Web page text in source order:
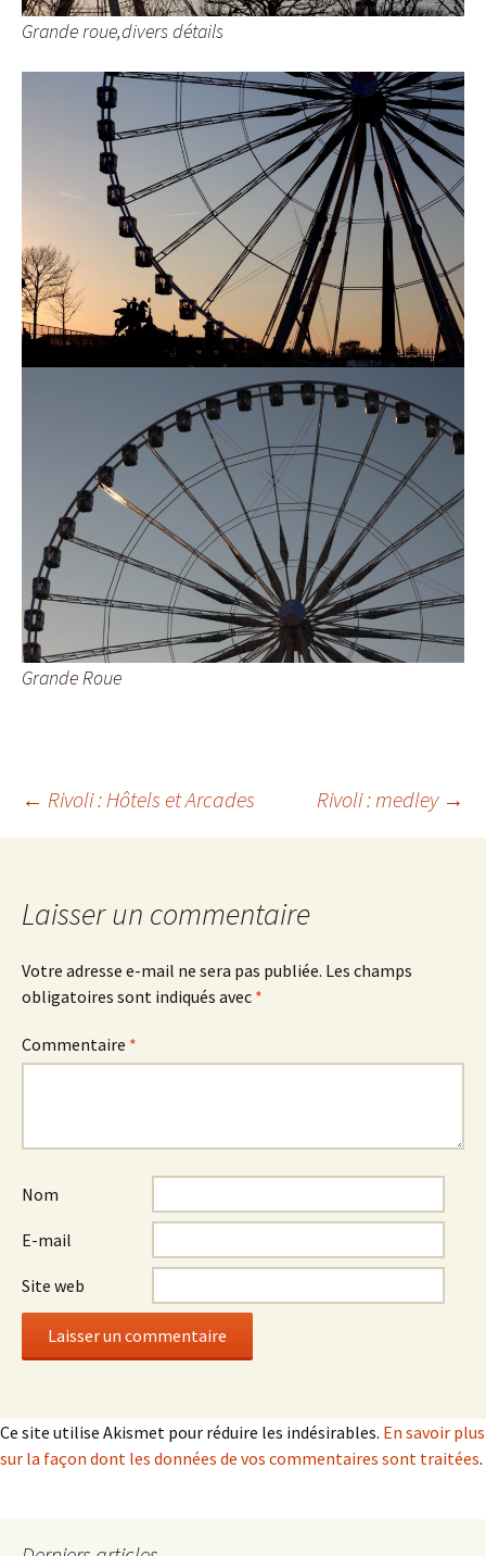
Grande roue,divers détails
Grande Roue
Navigation
articles
← Rivoli : Hôtels et Arcades Rivoli : medley →
Laisser un commentaire
Votre adresse e-mail ne sera pas publiée. Les champs
obligatoires sont indiqués avec *
Commentaire *
Nom
E-mail
Site web
Ce site utilise Akismet pour réduire les indésirables. En savoir plus
sur la façon dont les données de vos commentaires sont traitées.